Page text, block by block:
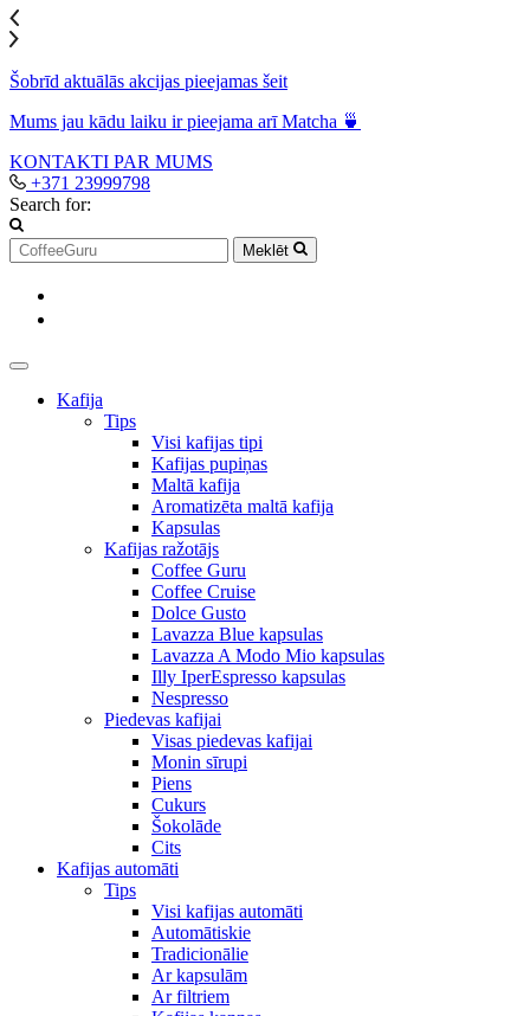
Šobrīd aktuālās akcijas pieejamas šeit
Mums jau kādu laiku ir pieejama arī Matcha 🍵
KONTAKTI PAR MUMS
+371 23999798
Search for:
Meklēt
Kafija
Tips
Visi kafijas tipi
Kafijas pupiņas
Maltā kafija
Aromatizēta maltā kafija
Kapsulas
Kafijas ražotājs
Coffee Guru
Coffee Cruise
Dolce Gusto
Lavazza Blue kapsulas
Lavazza A Modo Mio kapsulas
Illy IperEspresso kapsulas
Nespresso
Piedevas kafijai
Visas piedevas kafijai
Monin sīrupi
Piens
Cukurs
Šokolāde
Cits
Kafijas automāti
Tips
Visi kafijas automāti
Automātiskie
Tradicionālie
Ar kapsulām
Ar filtriem